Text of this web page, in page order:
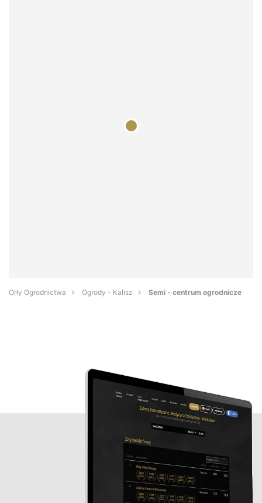
Orły Ogrodnictwa Ogrody - Kalisz Semi - centrum ogrodnicze